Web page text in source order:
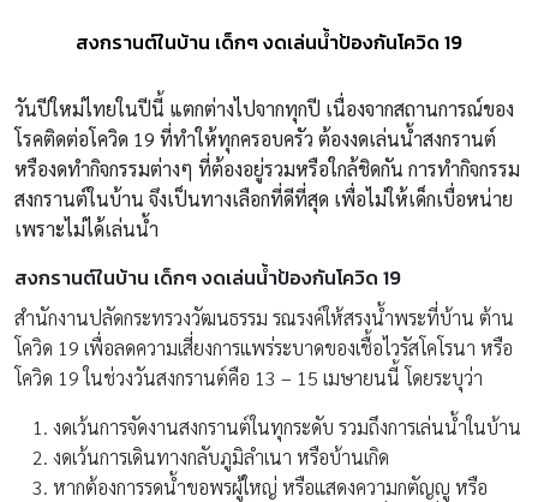
สงกรานต์ในบ้าน เด็กๆ งดเล่นน้ำป้องกันโควิด 19
วันปีใหม่ไทยในปีนี้ แตกต่างไปจากทุกปี เนื่องจากสถานการณ์ของ
โรคติดต่อโควิด 19 ที่ทำให้ทุกครอบครัว ต้องงดเล่นน้ำสงกรานต์
หรืองดทำกิจกรรมต่างๆ ที่ต้องอยู่รวมหรือใกล้ชิดกัน การทำกิจกรรม
สงกรานต์ในบ้าน จึงเป็นทางเลือกที่ดีที่สุด เพื่อไม่ให้เด็กเบื่อหน่าย
เพราะไม่ได้เล่นน้ำ
สงกรานต์ในบ้าน เด็กๆ งดเล่นน้ำป้องกันโควิด 19
สำนักงานปลัดกระทรวงวัฒนธรรม รณรงค์ให้สรงน้ำพระที่บ้าน ต้าน
โควิด 19 เพื่อลดความเสี่ยงการแพร่ระบาดของเชื้อไวรัสโคโรนา หรือ
โควิด 19 ในช่วงวันสงกรานต์คือ 13 – 15 เมษายนนี้ โดยระบุว่า
งดเว้นการจัดงานสงกรานต์ในทุกระดับ รวมถึงการเล่นน้ำในบ้าน
งดเว้นการเดินทางกลับภูมิลำเนา หรือบ้านเกิด
หากต้องการรดน้ำขอพรผู้ใหญ่ หรือแสดงความกตัญญู หรือ